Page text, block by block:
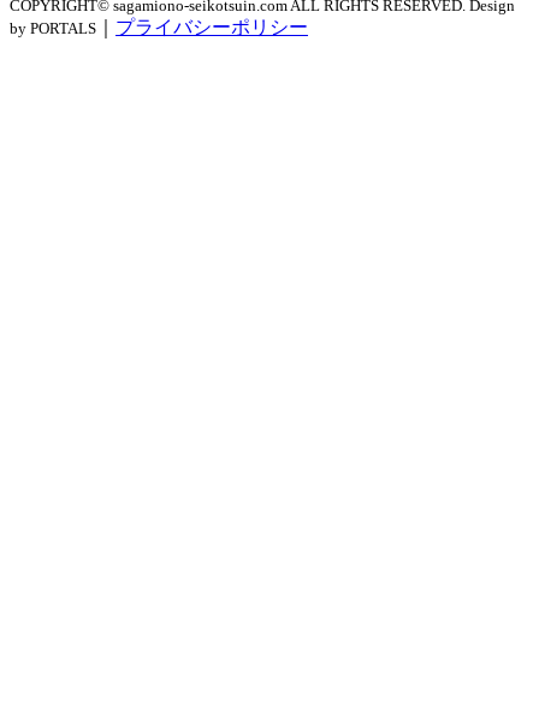
COPYRIGHT© sagamiono-seikotsuin.com ALL RIGHTS RESERVED. Design
by PORTALS
プライバシーポリシー